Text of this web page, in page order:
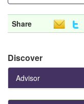
Share
Discover
Advisor